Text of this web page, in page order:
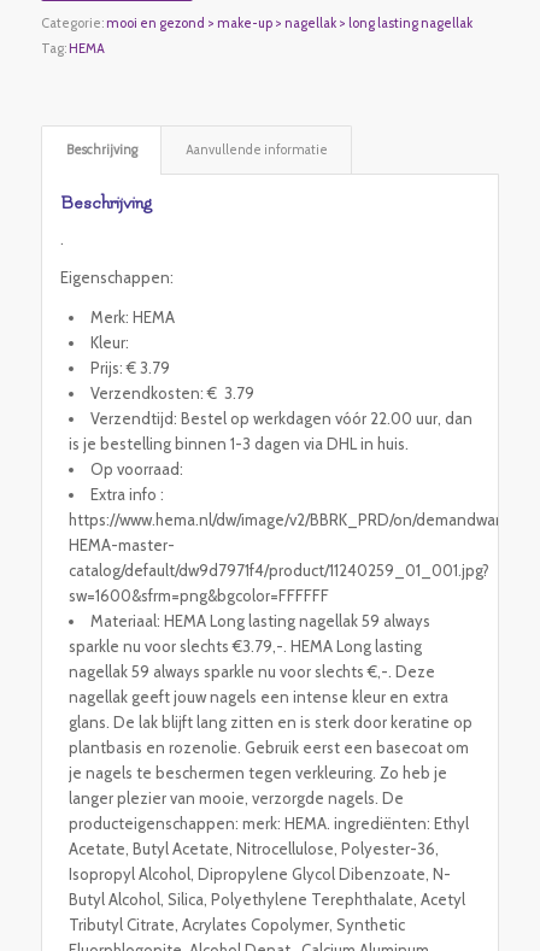
Categorie: mooi en gezond > make-up > nagellak > long lasting nagellak
Tag: HEMA
Beschrijving Aanvullende informatie
Beschrijving
.
Eigenschappen:
Merk: HEMA
Kleur:
Prijs: € 3.79
Verzendkosten: € 3.79
Verzendtijd: Bestel op werkdagen vóór 22.00 uur, dan
is je bestelling binnen 1-3 dagen via DHL in huis.
Op voorraad:
Extra info :
https://www.hema.nl/dw/image/v2/BBRK_PRD/on/
HEMA-master-
catalog/default/dw9d7971f4/product/11240259_01_001.jpg?
sw=1600&sfrm=png&bgcolor=FFFFFF
Materiaal: HEMA Long lasting nagellak 59 always
sparkle nu voor slechts €3.79,-. HEMA Long lasting
nagellak 59 always sparkle nu voor slechts €,-. Deze
nagellak geeft jouw nagels een intense kleur en extra
glans. De lak blijft lang zitten en is sterk door keratine op
plantbasis en rozenolie. Gebruik eerst een basecoat om
je nagels te beschermen tegen verkleuring. Zo heb je
langer plezier van mooie, verzorgde nagels. De
producteigenschappen: merk: HEMA. ingrediënten: Ethyl
Acetate, Butyl Acetate, Nitrocellulose, Polyester-36,
Isopropyl Alcohol, Dipropylene Glycol Dibenzoate, N-
Butyl Alcohol, Silica, Polyethylene Terephthalate, Acetyl
Tributyl Citrate, Acrylates Copolymer, Synthetic